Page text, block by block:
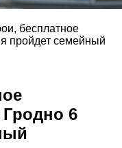
бесплатное
пройдет семейный
6